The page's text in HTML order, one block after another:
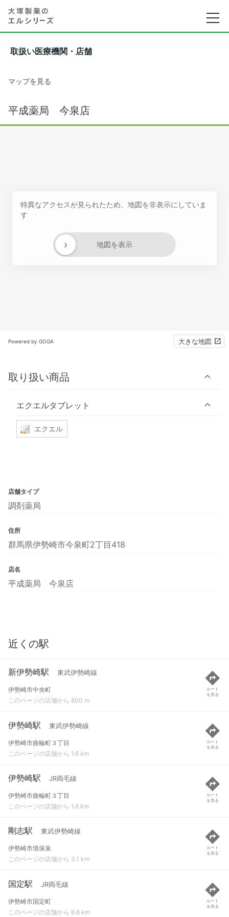
取扱い医療機関・店舗
マップを見る
平成薬局 今泉店
特異なアクセスが見られたため、地図を非表示にしていま
す
地図を表示
›
Powered by GOGA 大きな地図
取り扱い商品
エクエルタブレット
エクエル
店舗タイプ
調剤薬局
住所
群馬県伊勢崎市今泉町2丁目418
店名
平成薬局 今泉店
近くの駅
新伊勢崎駅 東武伊勢崎線
伊勢崎市中央町
このページの店舗から 800 m
ルート
を見る
伊勢崎駅 東武伊勢崎線
伊勢崎市曲輪町３丁目
このページの店舗から 1.6 km
ルート
を見る
伊勢崎駅 JR両毛線
伊勢崎市曲輪町３丁目
このページの店舗から 1.6 km
ルート
を見る
剛志駅 東武伊勢崎線
伊勢崎市境保泉
このページの店舗から 3.1 km
ルート
を見る
国定駅 JR両毛線
伊勢崎市国定町
このページの店舗から 6.6 km
ルート
を見る